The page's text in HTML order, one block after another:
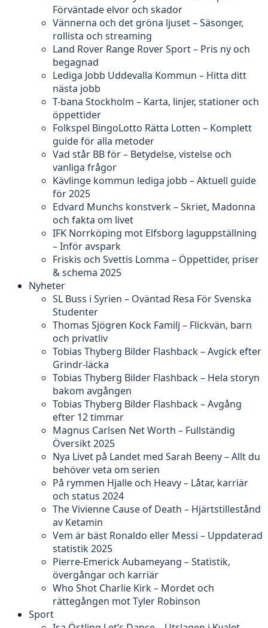
Förväntade elvor och skador
Vännerna och det gröna ljuset – Säsonger,
rollista och streaming
Land Rover Range Rover Sport – Pris ny och
begagnad
Lediga Jobb Uddevalla Kommun – Hitta ditt
nästa jobb
T-bana Stockholm – Karta, linjer, stationer och
öppettider
Folkspel BingoLotto Rätta Lotten – Komplett
guide för alla metoder
Vad står BB för – Betydelse, vistelse och
vanliga frågor
Kävlinge kommun lediga jobb – Aktuell guide
för 2025
Edvard Munchs konstverk – Skriet, Madonna
och fakta om livet
IFK Norrköping mot Elfsborg laguppställning
– Inför avspark
Friskis och Svettis Lomma – Öppettider, priser
& schema 2025
Nyheter
SL Buss i Syrien – Oväntad Resa För Svenska
Studenter
Thomas Sjögren Kock Familj – Flickvän, barn
och privatliv
Tobias Thyberg Bilder Flashback – Avgick efter
Grindr-läcka
Tobias Thyberg Bilder Flashback – Hela storyn
bakom avgången
Tobias Thyberg Bilder Flashback – Avgång
efter 12 timmar
Magnus Carlsen Net Worth – Fullständig
Översikt 2025
Nya Livet på Landet med Sarah Beeny – Allt du
behöver veta om serien
På rymmen Hjalle och Heavy – Låtar, karriär
och status 2024
The Vivienne Cause of Death – Hjärtstillestånd
av Ketamin
Vem är bäst Ronaldo eller Messi – Uppdaterad
statistik 2025
Pierre-Emerick Aubameyang – Statistik,
övergångar och karriär
Who Shot Charlie Kirk – Mordet och
rättegången mot Tyler Robinson
Sport